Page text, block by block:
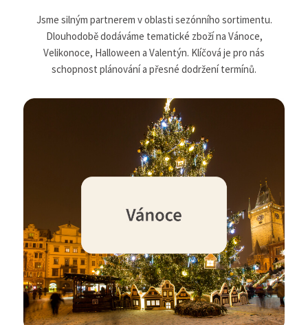
Jsme silným partnerem v oblasti sezónního sortimentu.
Dlouhodobě dodáváme tematické zboží na Vánoce,
Velikonoce, Halloween a Valentýn. Klíčová je pro nás
schopnost plánování a přesné dodržení termínů.